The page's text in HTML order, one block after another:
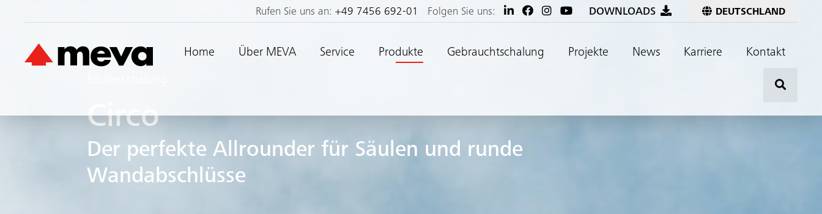
Rufen Sie uns an:+49 7456 692-01 Folgen Sie uns: DOWNLOADS DEUTSCHLAND
Home Über MEVA Service Produkte Gebrauchtschalung Projekte News Karriere Kontakt
Circo
Der perfekte Allrounder für Säulen und runde
Wandabschlüsse